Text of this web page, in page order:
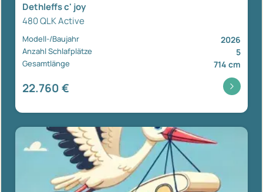
Dethleffs c' joy
480 QLK Active
Modell-/Baujahr 2026
Anzahl Schlafplätze 5
Gesamtlänge 714 cm
22.760 €